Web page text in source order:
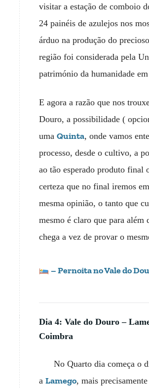
visitar a estação de comboio
24 painéis de azulejos nos
árduo na produção do
região foi considerada pela
património da humanidade
E agora a razão que nos
Douro, a possibilidade (
uma Quinta, onde vamos
processo, desde o cultivo, a
ao tão esperado produto final
certeza que no final iremos
mesma opinião, o tanto que
mesmo é claro que para além
chega a vez de provar o
– Pernoita no Vale do
Dia 4: Vale do Douro –
Coimbra
No Quarto dia começa o
a Lamego, mais